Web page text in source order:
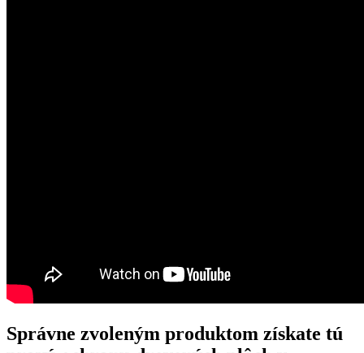
Správne zvoleným produktom získate tú